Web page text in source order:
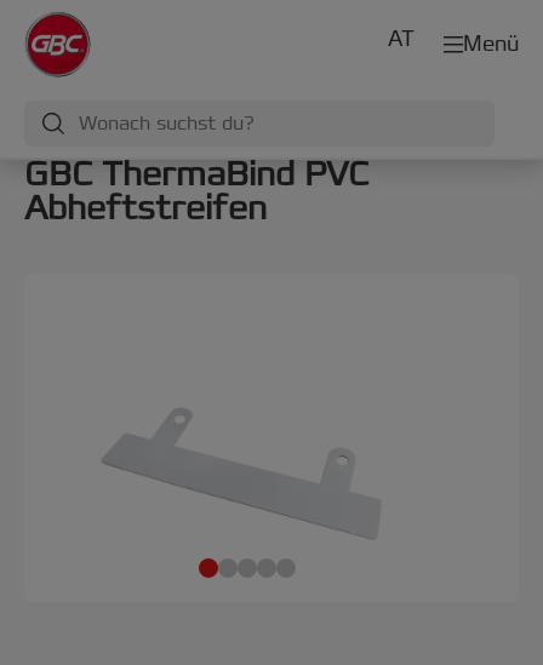
Menü
AT
GBC ThermaBind PVC
Abheftstreifen